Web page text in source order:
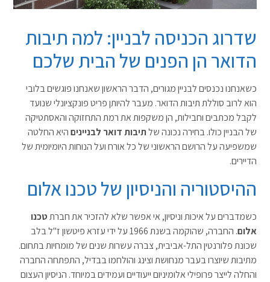
שדרוג הכניסה לבניין: למה תיבות
הדואר הן הפנים של הבית שלכם
כשאנחנו נכנסים לבניין מגורים, הדבר הראשון שאנחנו פוגשים בלובי
הוא לרוב סוללת תיבות הדואר. מעבר להיותן פריט פונקציונלי שנועד
לקבל מכתבים וחבילות, הן משקפות את רמת התחזוקה והאסתטיקה
של הבניין כולו. בחירה נכונה שלתיבות דואר לבנייניםהיא החלטה
שמשפיעה על הרושם הראשוני של כל אורח ועל הנוחות היומיומית של
הדיירים.
ההיסטוריה והניסיון של טכנו אלום
כשמדברים על איכות וניסיון, אי אפשר שלא להזכיר את חברתטכנו
אלום
. החברה, שהוקמה בשנת 1966 על ידי עזרא פיטשון ז"ל בלב
שכונת פלורנטין התל-אביבית, צברה עשרות שנים של מומחיות בתחום.
מתיבות שיוצרו בעבר מנחושת וצינג והולחמו בבדיל, התפתחה החברה
והחלה לייצר פרופילי אלומיניום ייעודיים ועמידים במיוחד. הניסיון העצום